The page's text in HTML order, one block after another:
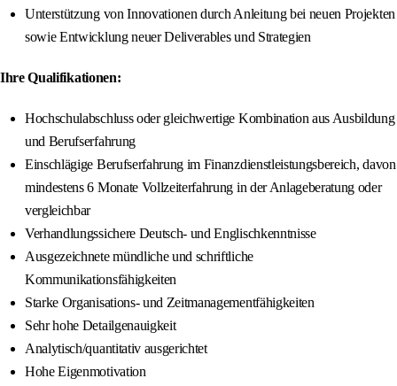
Unterstützung von Innovationen durch Anleitung bei neuen Projekten
sowie Entwicklung neuer Deliverables und Strategien
Ihre Qualifikationen:
Hochschulabschluss oder gleichwertige Kombination aus Ausbildung
und Berufserfahrung
Einschlägige Berufserfahrung im Finanzdienstleistungsbereich, davon
mindestens 6 Monate Vollzeiterfahrung in der Anlageberatung oder
vergleichbar
Verhandlungssichere Deutsch- und Englischkenntnisse
Ausgezeichnete mündliche und schriftliche
Kommunikationsfähigkeiten
Starke Organisations- und Zeitmanagementfähigkeiten
Sehr hohe Detailgenauigkeit
Analytisch/quantitativ ausgerichtet
Hohe Eigenmotivation